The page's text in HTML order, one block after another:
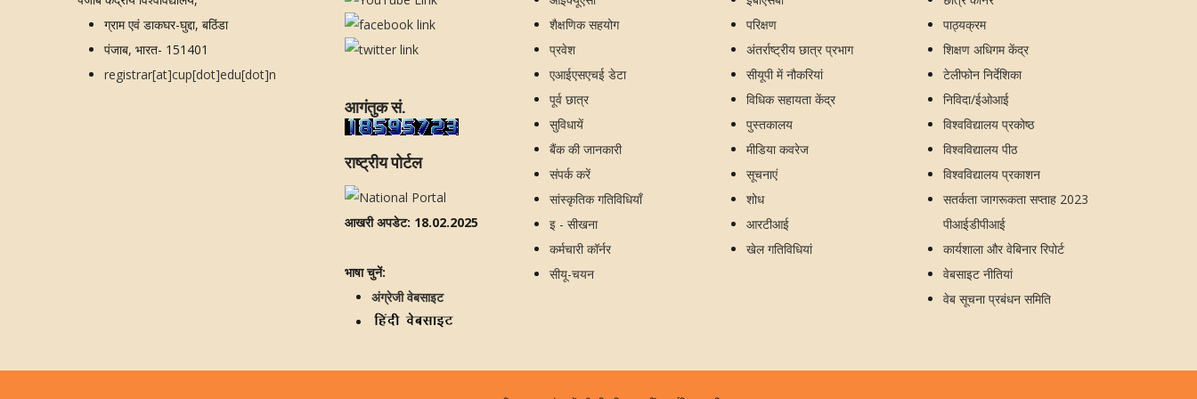
ग्राम एवं डाकघर-घुद्दा, बठिंडा
पंजाब, भारत- 151401
registrar[at]cup[dot]edu[dot]n
आगंतुक सं.
राष्ट्रीय पोर्टल
आखरी अपडेट: 18.02.2025
भाषा चुनें:
अंग्रेजी वेबसाइट
शैक्षणिक सहयोग
प्रवेश
एआईएसएचई डेटा
पूर्व छात्र
सुविधायें
बैंक की जानकारी
संपर्क करें
सांस्कृतिक गतिविधियाँ
इ - सीखना
कर्मचारी कॉर्नर
सीयू-चयन
परिक्षण
अंतर्राष्ट्रीय छात्र प्रभाग
सीयूपी में नौकरियां
विधिक सहायता केंद्र
पुस्तकालय
मीडिया कवरेज
सूचनाएं
शोध
आरटीआई
खेल गतिविधियां
पाठ्यक्रम
शिक्षण अधिगम केंद्र
टेलीफोन निर्देशिका
निविदा/ईओआई
विश्वविद्यालय प्रकोष्ठ
विश्वविद्यालय पीठ
विश्वविद्यालय प्रकाशन
सतर्कता जागरूकता सप्ताह 2023
पीआईडीपीआई
कार्यशाला और वेबिनार रिपोर्ट
वेबसाइट नीतियां
वेब सूचना प्रबंधन समिति